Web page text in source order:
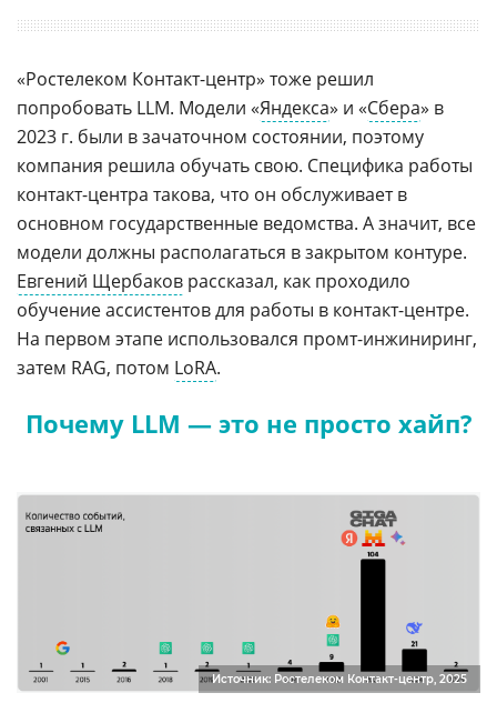
«Ростелеком Контакт-центр» тоже решил
попробовать LLM. Модели «Яндекса» и «Сбера» в
2023 г. были в зачаточном состоянии, поэтому
компания решила обучать свою. Специфика работы
контакт-центра такова, что он обслуживает в
основном государственные ведомства. А значит, все
модели должны располагаться в закрытом контуре.
Евгений Щербаков рассказал, как проходило
обучение ассистентов для работы в контакт-центре.
На первом этапе использовался промт-инжиниринг,
затем RAG, потом LoRA.
Почему LLM — это не просто хайп?
Источник: Ростелеком Контакт-центр, 2025